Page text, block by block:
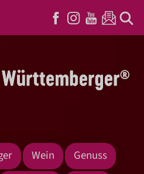
Wein
Genuss